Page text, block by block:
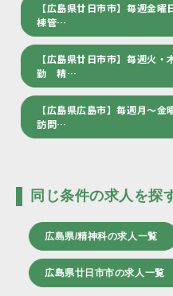
【広島県廿日市市】毎週
棟管…
【広島県廿日市市】毎週火
勤 精…
【広島県広島市】毎週月
訪問…
同じ条件の求人を探
広島県/精神科の求人一覧
広島県廿日市市の求人一覧